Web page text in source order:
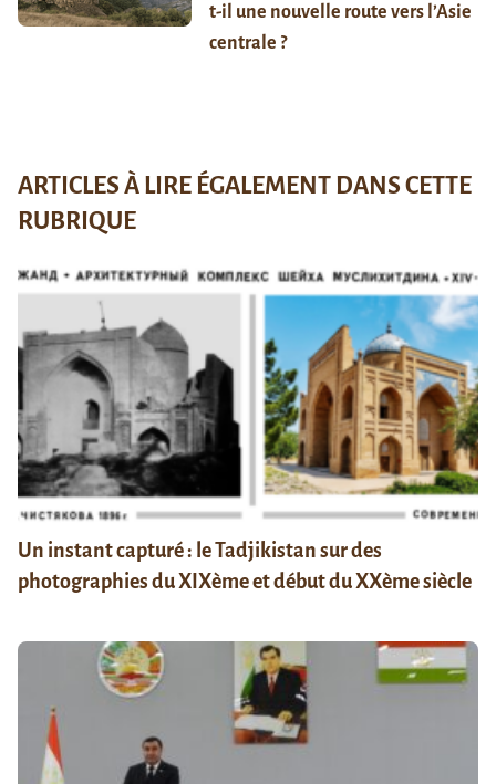
t-il une nouvelle route vers l’Asie
centrale ?
ARTICLES À LIRE ÉGALEMENT DANS CETTE
RUBRIQUE
Un instant capturé : le Tadjikistan sur des
photographies du XIXème et début du XXème siècle